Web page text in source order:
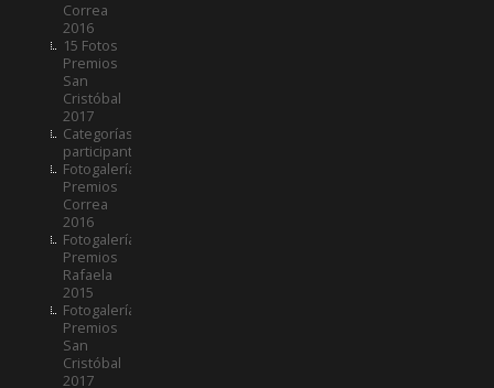
Correa
2016
15 Fotos
Premios
San
Cristóbal
2017
Categorías
participantes
Fotogalería
Premios
Correa
2016
Fotogalería
Premios
Rafaela
2015
Fotogalería
Premios
San
Cristóbal
2017